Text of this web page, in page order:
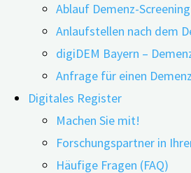
Ablauf Demenz-Screening
Anlaufstellen nach dem
digiDEM Bayern –
Anfrage für einen
Digitales Register
Machen Sie mit!
Forschungspartner in
Häufige Fragen (FAQ)